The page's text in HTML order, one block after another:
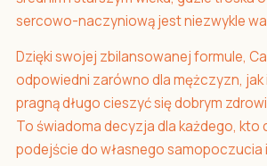
sercowo-naczyniową jest niezwykle
Dzięki swojej zbilansowanej formule,
odpowiedni zarówno dla mężczyzn,
pragną długo cieszyć się dobrym
To świadoma decyzja dla każdego, kto
podejście do własnego samopoczucia